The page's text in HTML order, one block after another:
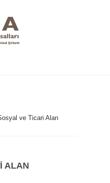
ve Ticari Alan
ALAN